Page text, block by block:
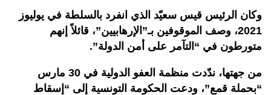
وكان الرئيس قيس سعيّد الذي انفرد بالسلطة في يوليوز
2021، وصف الموقوفين بـ”الإرهابيين”، قائلاً إنهم
متورطون في “التآمر على أمن الدولة”.
من جهتها، ندّدت منظمة العفو الدولية في 30 مارس
“بحملة قمع”، ودعت الحكومة التونسية إلى “إسقاط